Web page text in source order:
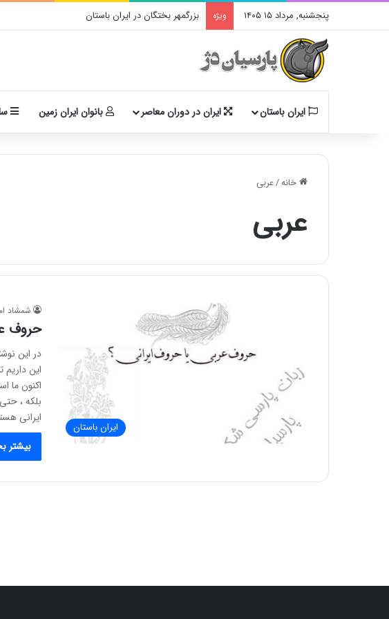
پنجشنبه, مرداد ۱۵ ۱۴۰۵ ویژه بزرگمهر بختگان در ایران باستان
ایران باستان ایران در دوران معاصر بانوان ایران زمین
خانه/عربی
عربی
ایران باستان
شمشاد
حروف
در این
این
اکنون ما
بلکه ،
ایرانی
بیشتر